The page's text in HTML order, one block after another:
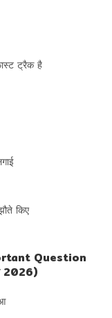
ट्रैक है
किए
Question
2026)